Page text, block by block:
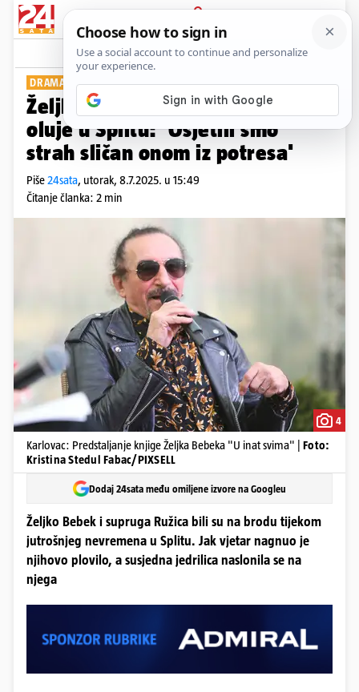
PRIJAVA
Show Komentari
DRAMATIČNI TRENUCI
Željko Bebek našao se usred
oluje u Splitu: 'Osjetili smo
strah sličan onom iz potresa'
Piše24sata, utorak, 8.7.2025. u 15:49
Čitanje članka: 2 min
4
Karlovac: Predstaljanje knjige Željka Bebeka "U inat svima" | Foto:
Kristina Stedul Fabac/PIXSELL
Dodaj 24sata među omiljene izvore na Googleu
Željko Bebek i supruga Ružica bili su na brodu tijekom
jutrošnjeg nevremena u Splitu. Jak vjetar nagnuo je
njihovo plovilo, a susjedna jedrilica naslonila se na
njega